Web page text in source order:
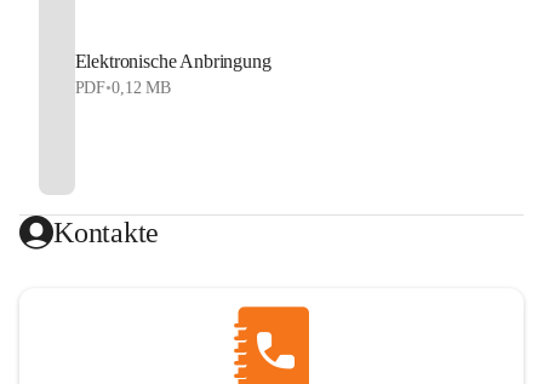
Elektronische Anbringung
PDF•0,12 MB
Kontakte